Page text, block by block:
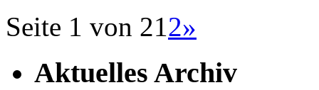
Seite 1 von 212»
Aktuelles Archiv